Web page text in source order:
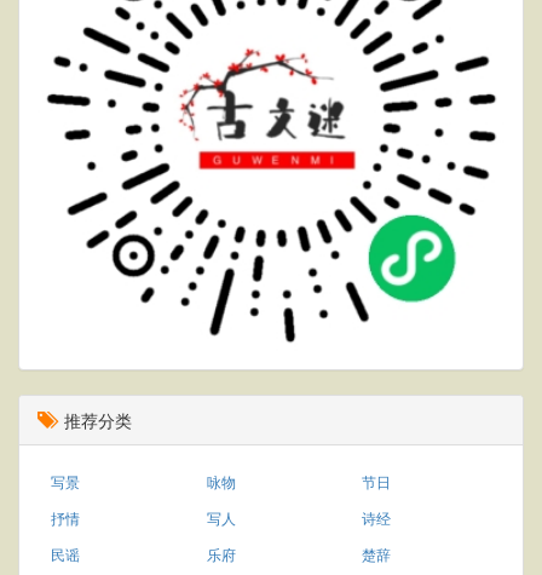
推荐分类
写景 咏物
节日
抒情
写人
诗经
民谣
乐府
楚辞